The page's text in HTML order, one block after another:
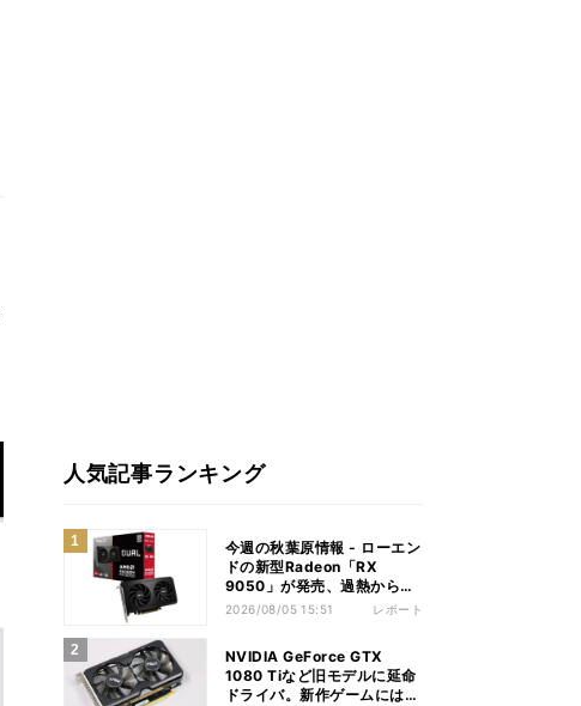
人気記事ランキング
今週の秋葉原情報 - ローエン
ドの新型Radeon「RX
9050」が発売、過熱から守
れる電源ケーブルも
2026/08/05 15:51 レポート
NVIDIA GeForce GTX
1080 Tiなど旧モデルに延命
ドライバ。新作ゲームには非